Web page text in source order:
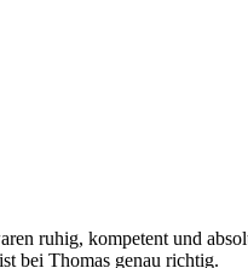
ruhig, kompetent und
bei Thomas genau richtig.